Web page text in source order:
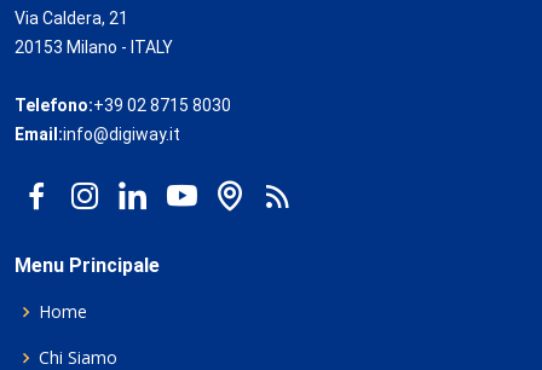
Via Caldera, 21
20153 Milano - ITALY
Telefono:+39 02 8715 8030
Email:info@digiway.it
Menu Principale
Home
Chi Siamo